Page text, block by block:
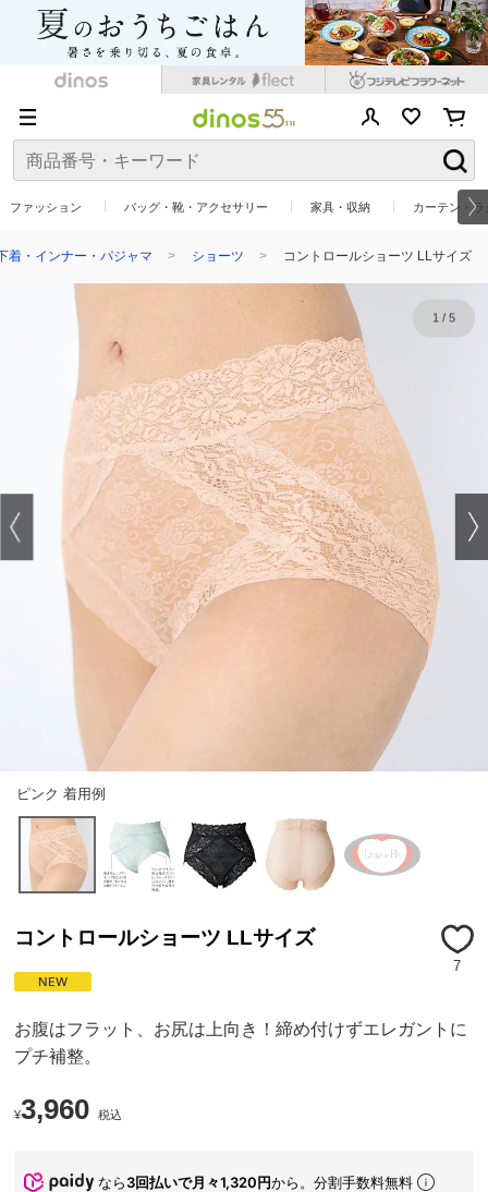
ファッション バッグ・靴・アクセサリー 家具・収納 カーテン・
着・インナー・パジャマ ショーツ コントロールショーツ LLサイズ
ピンク 着用例
1/ 5
コントロールショーツ LLサイズ
7
お腹はフラット、お尻は上向き！締め付けずエレガントに
プチ補整。
¥3,960 税込
なら3回払いで月々1,320円から。分割手数料無料